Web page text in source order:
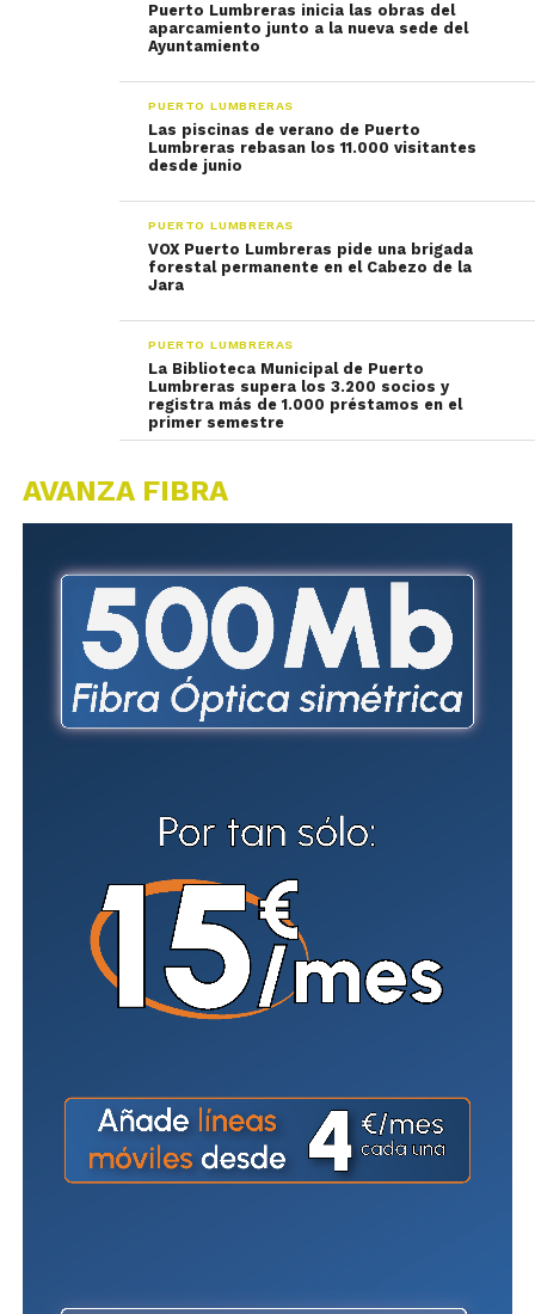
Puerto Lumbreras inicia las obras del
aparcamiento junto a la nueva sede del
Ayuntamiento
PUERTO LUMBRERAS
Las piscinas de verano de Puerto
Lumbreras rebasan los 11.000 visitantes
desde junio
PUERTO LUMBRERAS
VOX Puerto Lumbreras pide una brigada
forestal permanente en el Cabezo de la
Jara
PUERTO LUMBRERAS
La Biblioteca Municipal de Puerto
Lumbreras supera los 3.200 socios y
registra más de 1.000 préstamos en el
primer semestre
AVANZA FIBRA